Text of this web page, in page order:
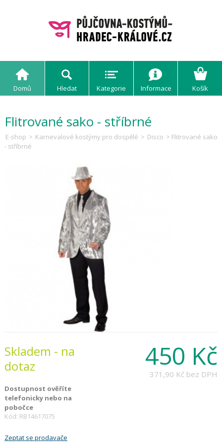
Domů Hledat Kategorie Informace Košík
Flitrované sako - stříbrné
E-shop > Karnevalové kostýmy pro dospělé > Disco > Flitrované sako
- stříbrné
450 Kč
371,90 Kč bez DPH
Skladem - na
dotaz
Dostupnost ověříte
telefonicky nebo na
pobočce
Kód: RB14617075
Zeptat se prodavače